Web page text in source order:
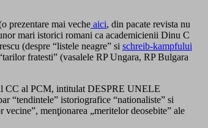
prezentare mai veche aici, din pacate revista nu
mari istorici romani ca academicienii Dinu C
(despre “listele neagre” si schreib-kampfului
fratesti” (vasalele RP Ungara, RP Bulgara
CC al PCM, intitulat DESPRE UNELE
istoriografice “nationaliste” si
menţionarea „meritelor deosebite” ale